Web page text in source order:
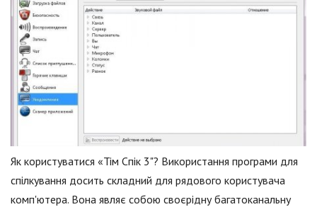
Як користуватися «Тім Спік 3"? Використання програми для
спілкування досить складний для рядового користувача
комп'ютера. Вона являє собою своєрідну багатоканальну